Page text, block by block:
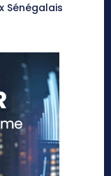
Sénégalais